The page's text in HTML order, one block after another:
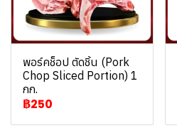
พอร์คช็อป ตัดชิ้น (Pork
Chop Sliced Portion) 1
กก.
฿250